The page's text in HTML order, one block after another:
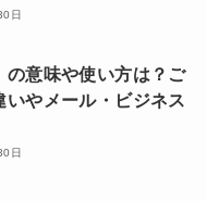
日
の意味や使い方は？ご
いやメール・ビジネス
日